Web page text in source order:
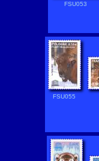
FSU053
FSU055